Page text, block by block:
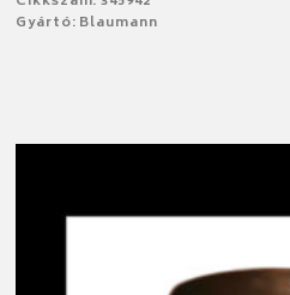
Gyártó: Blaumann